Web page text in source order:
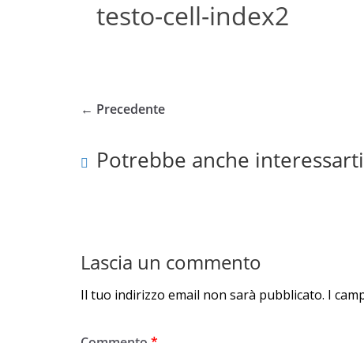
testo-cell-index2
← Precedente
Potrebbe anche interessarti
Lascia un commento
Il tuo indirizzo email non sarà pubblicato. I